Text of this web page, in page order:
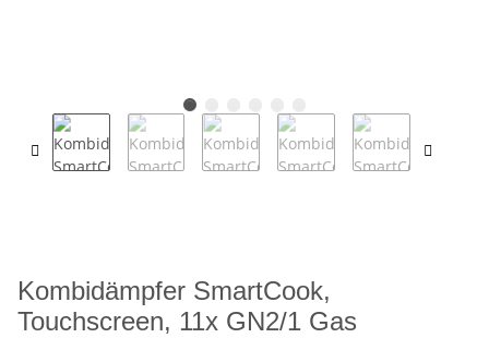
Kombidämpfer SmartCook,
Touchscreen, 11x GN2/1 Gas